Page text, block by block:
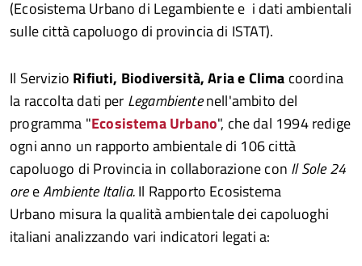
Facebook
su
(Ecosistema Urbano di Legambiente e i dati ambientali
sulle città capoluogo di provincia di ISTAT).
Il Servizio Rifiuti, Biodiversità, Aria e Clima coordina
la raccolta dati per Legambientenell'ambito del
programma "Ecosistema Urbano", che dal 1994 redige
ogni anno un rapporto ambientale di 106 città
capoluogo di Provincia in collaborazione con Il Sole 24
oreeAmbiente Italia.Il Rapporto Ecosistema
Urbano misura la qualità ambientale dei capoluoghi
italiani analizzando vari indicatori legati a: